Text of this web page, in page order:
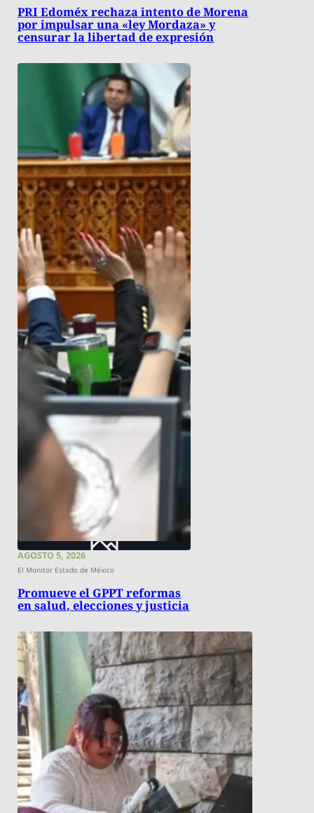
PRI Edoméx rechaza intento de Morena
por impulsar una «ley Mordaza» y
censurar la libertad de expresión
AGOSTO 5, 2026
El Monitor Estado de México
Promueve el GPPT reformas
en salud, elecciones y justicia